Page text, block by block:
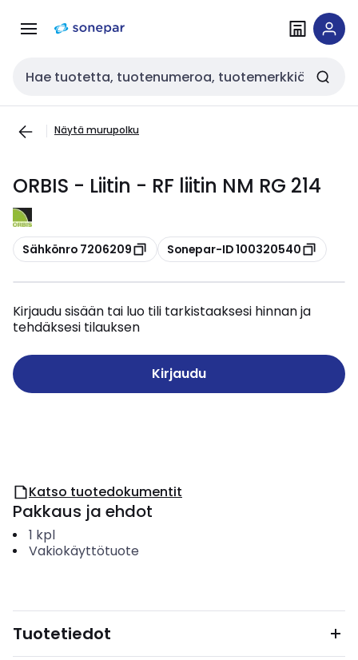
navigointiinsisältöön
Haku
Näytä murupolku
ORBIS - Liitin - RF liitin NM RG 214
Kopioi
Sähkönro 7206209 Kopioi
Sonepar-ID 100320540
Kirjaudu sisään tai luo tili tarkistaaksesi hinnan ja
tehdäksesi tilauksen
Kirjaudu
Katso tuotedokumentit
Pakkaus ja ehdot
1 kpl
Vakiokäyttötuote
Tuotetiedot